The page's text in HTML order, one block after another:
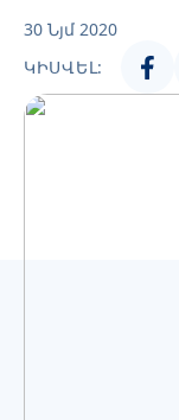
30 Նյմ 2020
ԿԻՍՎԵԼ: